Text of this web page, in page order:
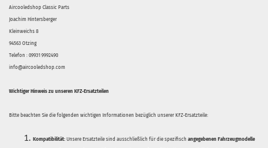
Aircooledshop Classic Parts
Joachim Hintersberger
Kleinweichs 8
94563 Otzing
Telefon : 09931 9992490
info@aircooledshop.com
Wichtiger Hinweis zu unseren KFZ-Ersatzteilen
Bitte beachten Sie die folgenden wichtigen Informationen bezüglich unserer KFZ-Ersatzteile:
Kompatibilität: Unsere Ersatzteile sind ausschließlich für die spezifisch angegebenen Fahrzeugmodelle